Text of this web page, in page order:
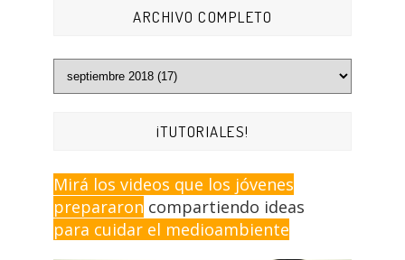
ARCHIVO COMPLETO
¡TUTORIALES!
Mirá los videos que los jóvenes
prepararon compartiendo ideas
para cuidar el medioambiente